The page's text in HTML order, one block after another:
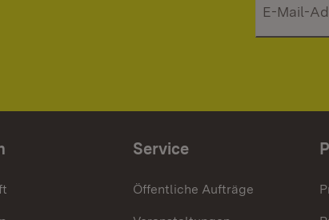
Service
Öffentliche Aufträge